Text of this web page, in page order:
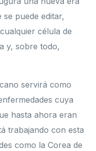
se puede editar,
célula de
y, sobre todo,
servirá como
cuya
hasta ahora eran
trabajando con esta
como la Corea de